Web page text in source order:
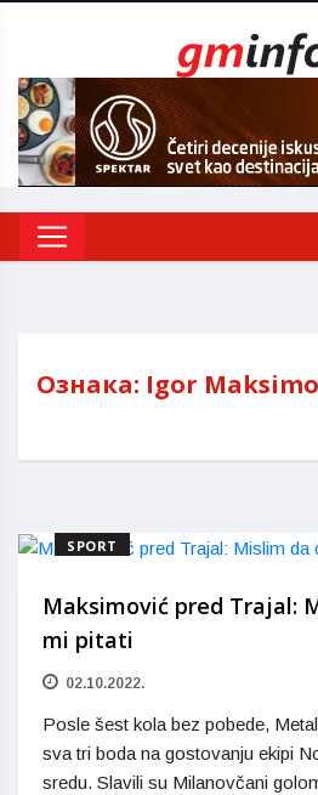
Ознака: Igor
SPORT
Maksimović pred Trajal:
mi pitati
02.10.2022.
Posle šest kola bez pobede,
sva tri boda na gostovanju ekipi
sredu. Slavili su Milanovčani